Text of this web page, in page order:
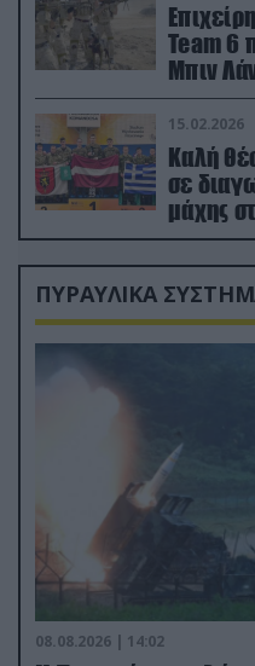
Team 6
Μπιν
διέσωσε
15.02.2026
Καλή
σε
μάχης
ΠΥΡΑΥΛΙΚΑ
08.08.2026 | 14:02